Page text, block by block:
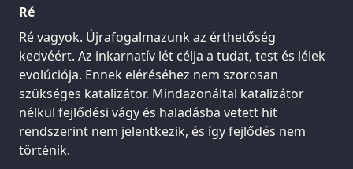
Ré
Ré vagyok. Újrafogalmazunk az érthetőség
kedvéért. Az inkarnatív lét célja a tudat, test és lélek
evolúciója. Ennek eléréséhez nem szorosan
szükséges katalizátor. Mindazonáltal katalizátor
nélkül fejlődési vágy és haladásba vetett hit
rendszerint nem jelentkezik, és így fejlődés nem
történik.